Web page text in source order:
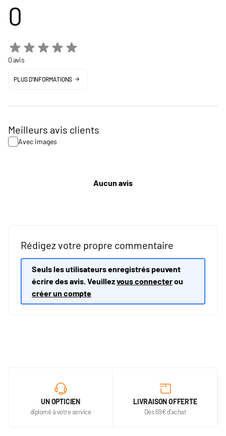
0
0 avis
PLUS D'INFORMATIONS
Meilleurs avis clients
Avec images
Aucun avis
Rédigez votre propre commentaire
Seuls les utilisateurs enregistrés peuvent
écrire des avis. Veuillezvous connecterou
créer un compte
UN OPTICIEN
diplomé à votre service
LIVRAISON OFFERTE
Dès 69€ d'achat